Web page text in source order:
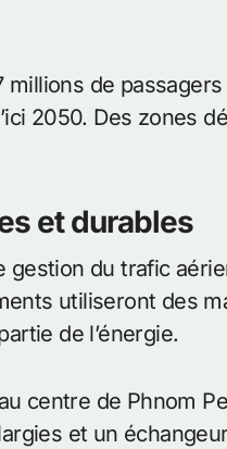
millions de
2050. Des zones
et durables
gestion du trafic
utiliseront des
de l’énergie.
centre de Phnom
et un